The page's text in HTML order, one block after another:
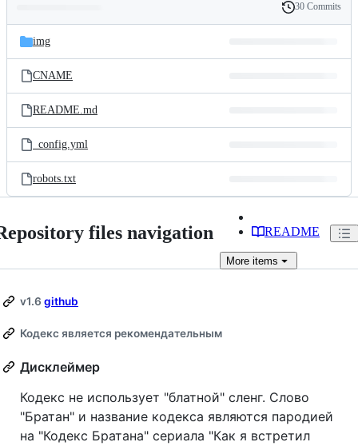
and
files
Latest
commit
History
30 Commits
img
CNAME
README.md
_config.yml
robots.txt
files navigation README
More items
v1.6 github
Кодекс является рекомендательным
Дисклеймер
Кодекс не использует "блатной" сленг. Слово
"Братан" и название кодекса являются пародией
на "Кодекс Братана" сериала "Как я встретил